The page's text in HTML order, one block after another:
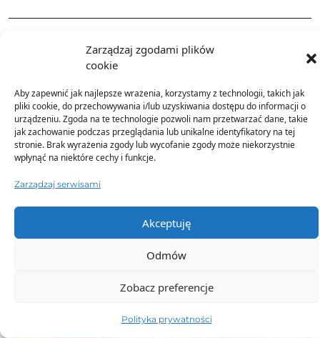
Zarządzaj zgodami plików
cookie
Aby zapewnić jak najlepsze wrażenia, korzystamy z technologii, takich jak
pliki cookie, do przechowywania i/lub uzyskiwania dostępu do informacji o
urządzeniu. Zgoda na te technologie pozwoli nam przetwarzać dane, takie
jak zachowanie podczas przeglądania lub unikalne identyfikatory na tej
stronie. Brak wyrażenia zgody lub wycofanie zgody może niekorzystnie
wpłynąć na niektóre cechy i funkcje.
Zarządzaj serwisami
Akceptuję
Odmów
Zobacz preferencje
Polityka prywatności